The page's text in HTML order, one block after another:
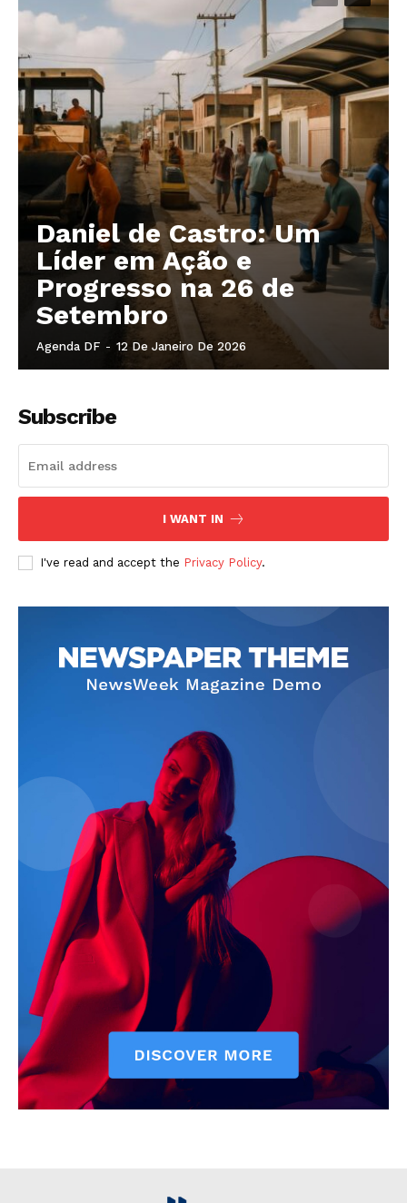
Daniel de Castro: Um
Líder em Ação e
Progresso na 26 de
Setembro
Agenda DF - 12 De Janeiro De 2026
Subscribe
I WANT IN
I've read and accept the Privacy Policy.